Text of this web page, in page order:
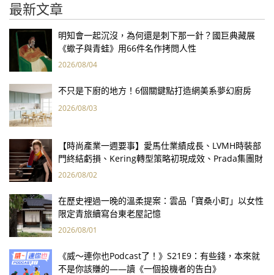
最新文章
明知會一起沉沒，為何還是刺下那一針？國巨典藏展
《蠍子與青蛙》用66件名作拷問人性
2026/08/04
不只是下廚的地方！6個關鍵點打造網美系夢幻廚房
2026/08/03
【時尚產業一週要事】愛馬仕業績成長、LVMH時裝部
門終結虧損、Kering轉型策略初現成效、Prada集團財
報亮眼
2026/08/02
在歷史裡過一晚的溫柔提案：雲品「寶桑小町」以女性
限定青旅續寫台東老屋記憶
2026/08/01
《威～連你也Podcast了！》S21E9：有些錢，本來就
不是你該賺的——讀《一個投機者的告白》